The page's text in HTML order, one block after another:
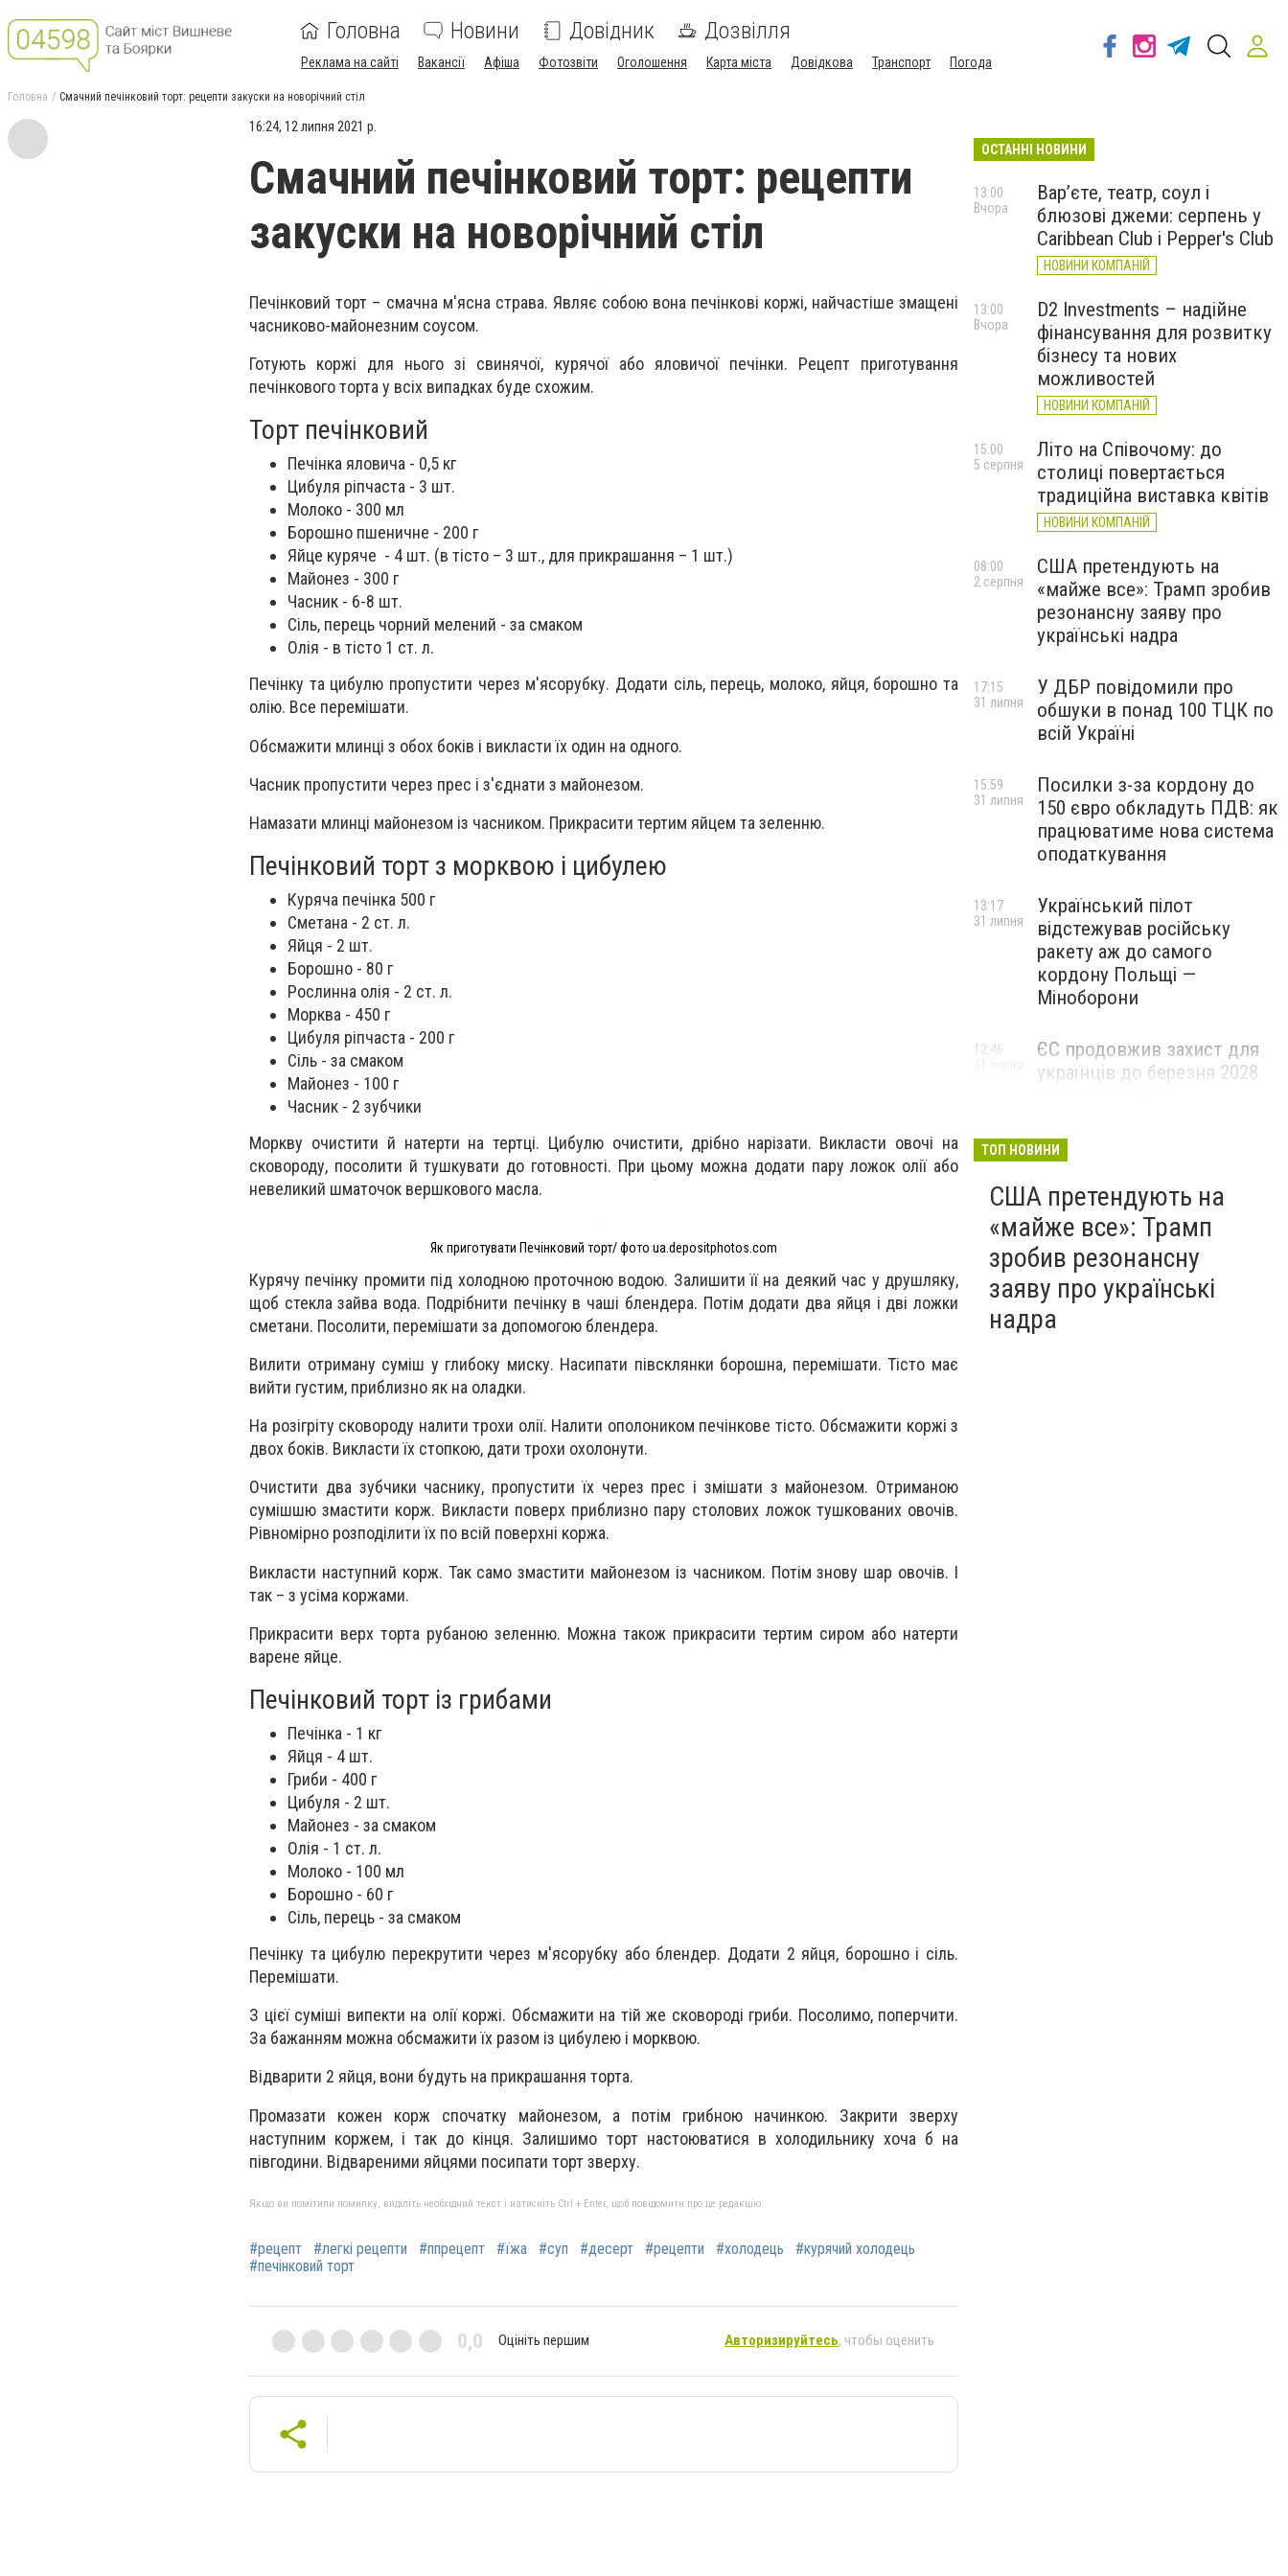
Головна Новини Довідник Дозвілля
Реклама на сайті Вакансії Афіша Фотозвіти Оголошення Карта міста Довідкова Транспорт Погода
Головна Смачний печінковий торт: рецепти закуски на новорічний стіл
16:24, 12 липня 2021 р.
Смачний печінковий торт: рецепти
закуски на новорічний стіл
Печінковий торт – смачна м'ясна страва. Являє собою вона печінкові коржі, найчастіше змащені
часниково-майонезним соусом.
Готують коржі для нього зі свинячої, курячої або яловичої печінки. Рецепт приготування
печінкового торта у всіх випадках буде схожим.
Торт печінковий
Печінка яловича - 0,5 кг
Цибуля ріпчаста - 3 шт.
Молоко - 300 мл
Борошно пшеничне - 200 г
Яйце куряче - 4 шт. (в тісто – 3 шт., для прикрашання – 1 шт.)
Майонез - 300 г
Часник - 6-8 шт.
Сіль, перець чорний мелений - за смаком
Олія - в тісто 1 ст. л.
Печінку та цибулю пропустити через м'ясорубку. Додати сіль, перець, молоко, яйця, борошно та
олію. Все перемішати.
Обсмажити млинці з обох боків і викласти їх один на одного.
Часник пропустити через прес і з'єднати з майонезом.
Намазати млинці майонезом із часником. Прикрасити тертим яйцем та зеленню.
Печінковий торт з морквою і цибулею
Куряча печінка 500 г
Сметана - 2 ст. л.
Яйця - 2 шт.
Борошно - 80 г
Рослинна олія - 2 ст. л.
Морква - 450 г
Цибуля ріпчаста - 200 г
Сіль - за смаком
Майонез - 100 г
Часник - 2 зубчики
Моркву очистити й натерти на тертці. Цибулю очистити, дрібно нарізати. Викласти овочі на
сковороду, посолити й тушкувати до готовності. При цьому можна додати пару ложок олії або
невеликий шматочок вершкового масла.
Як приготувати Печінковий торт/ фото ua.depositphotos.com
Курячу печінку промити під холодною проточною водою. Залишити її на деякий час у друшляку,
щоб стекла зайва вода. Подрібнити печінку в чаші блендера. Потім додати два яйця і дві ложки
сметани. Посолити, перемішати за допомогою блендера.
Вилити отриману суміш у глибоку миску. Насипати півсклянки борошна, перемішати. Тісто має
вийти густим, приблизно як на оладки.
На розігріту сковороду налити трохи олії. Налити ополоником печінкове тісто. Обсмажити коржі з
двох боків. Викласти їх стопкою, дати трохи охолонути.
Очистити два зубчики часнику, пропустити їх через прес і змішати з майонезом. Отриманою
сумішшю змастити корж. Викласти поверх приблизно пару столових ложок тушкованих овочів.
Рівномірно розподілити їх по всій поверхні коржа.
Викласти наступний корж. Так само змастити майонезом із часником. Потім знову шар овочів. І
так – з усіма коржами.
Прикрасити верх торта рубаною зеленню. Можна також прикрасити тертим сиром або натерти
варене яйце.
Печінковий торт із грибами
Печінка - 1 кг
Яйця - 4 шт.
Гриби - 400 г
Цибуля - 2 шт.
Майонез - за смаком
Олія - 1 ст. л.
Молоко - 100 мл
Борошно - 60 г
Сіль, перець - за смаком
Печінку та цибулю перекрутити через м'ясорубку або блендер. Додати 2 яйця, борошно і сіль.
Перемішати.
З цієї суміші випекти на олії коржі. Обсмажити на тій же сковороді гриби. Посолимо, поперчити.
За бажанням можна обсмажити їх разом із цибулею і морквою.
Відварити 2 яйця, вони будуть на прикрашання торта.
Промазати кожен корж спочатку майонезом, а потім грибною начинкою. Закрити зверху
наступним коржем, і так до кінця. Залишимо торт настоюватися в холодильнику хоча б на
півгодини. Відвареними яйцями посипати торт зверху.
Якщо ви помітили помилку, виділіть необхідний текст і натисніть Ctrl + Enter, щоб повідомити про це редакцію
#рецепт #легкі рецепти #ппрецепт #їжа #суп #десерт #рецепти #холодець
#курячий холодець
#печінковий торт
0,0 Оцініть першим Авторизируйтесь, чтобы оценить
ОСТАННІ НОВИНИ
Вар’єте, театр, соул і
блюзові джеми: серпень у
Caribbean Club і Pepper's Club
НОВИНИ КОМПАНІЙ
13:00
Вчора
D2 Investments – надійне
фінансування для розвитку
бізнесу та нових
можливостей
НОВИНИ КОМПАНІЙ
13:00
Вчора
Літо на Співочому: до
столиці повертається
традиційна виставка квітів
НОВИНИ КОМПАНІЙ
15:00
5 серпня
США претендують на
«майже все»: Трамп зробив
резонансну заяву про
українські надра
08:00
2 серпня
У ДБР повідомили про
обшуки в понад 100 ТЦК по
всій Україні
17:15
31 липня
Посилки з-за кордону до
150 євро обкладуть ПДВ: як
працюватиме нова система
оподаткування
15:59
31 липня
Український пілот
відстежував російську
ракету аж до самого
кордону Польщі —
Міноборони
13:17
31 липня
ЄС продовжив захист для
українців до березня 2028
12:46
ТОП НОВИНИ
США претендують на
«майже все»: Трамп
зробив резонансну
заяву про українські
надра